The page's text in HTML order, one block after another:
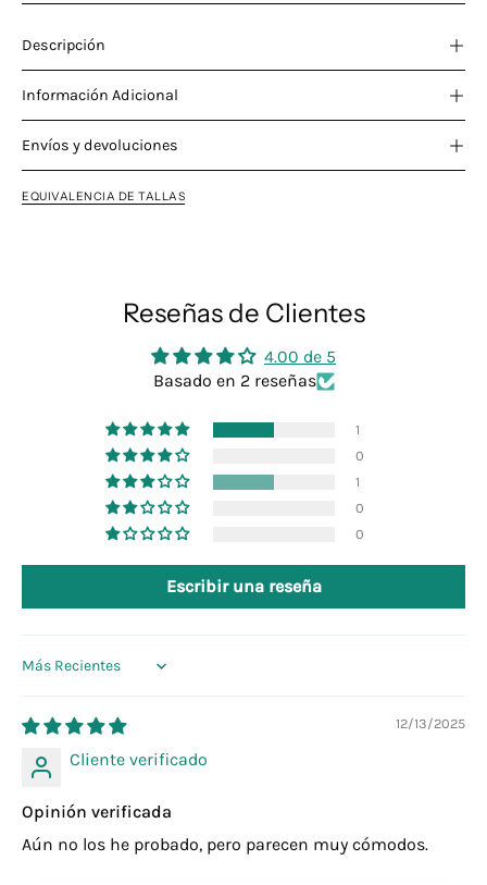
Descripción
Información Adicional
Envíos y devoluciones
EQUIVALENCIA DE TALLAS
Reseñas de Clientes
4.00 de 5
Basado en 2 reseñas
1
0
1
0
0
Escribir una reseña
Sort by
12/13/2025
Cliente verificado
Opinión verificada
Aún no los he probado, pero parecen muy cómodos.